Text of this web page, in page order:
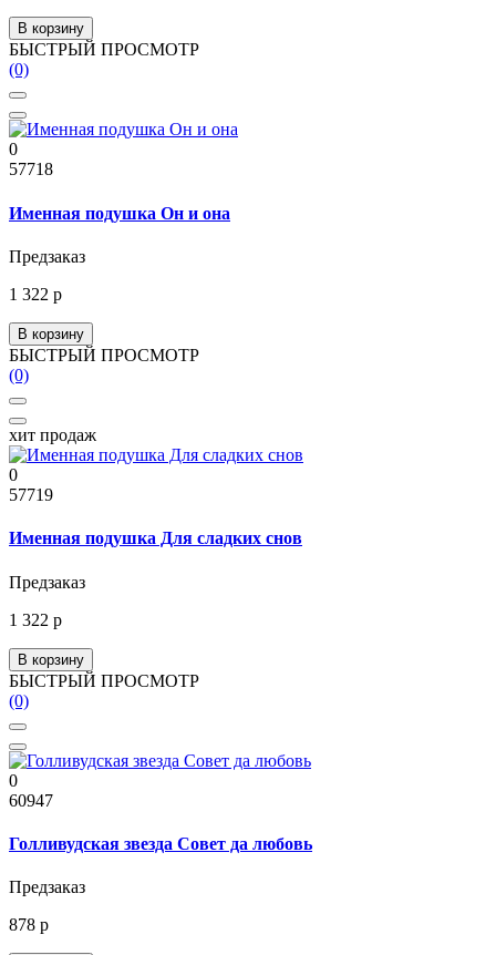
В корзину
БЫСТРЫЙ ПРОСМОТР
(0)
0
57718
Именная подушка Он и она
Предзаказ
1 322 р
В корзину
БЫСТРЫЙ ПРОСМОТР
(0)
хит продаж
0
57719
Именная подушка Для сладких снов
Предзаказ
1 322 р
В корзину
БЫСТРЫЙ ПРОСМОТР
(0)
0
60947
Голливудская звезда Совет да любовь
Предзаказ
878 р